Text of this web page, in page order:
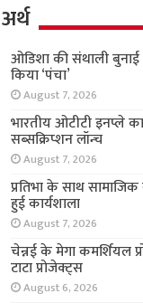
अर्थ
ओडिशा की संथाली
किया ‘पंचा’
August 7, 2026
भारतीय ओटीटी इनप्ले
सब्सक्रिप्शन लॉन्च
August 7, 2026
प्रतिभा के साथ
हुई कार्यशाला
August 7, 2026
चेन्नई के मेगा कमर्शियल
टाटा प्रोजेक्ट्स
August 6, 2026